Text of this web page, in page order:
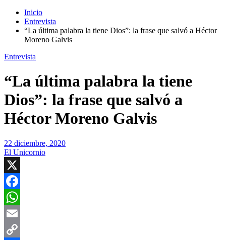
Inicio
Entrevista
“La última palabra la tiene Dios”: la frase que salvó a Héctor
Moreno Galvis
Entrevista
“La última palabra la tiene
Dios”: la frase que salvó a
Héctor Moreno Galvis
22 diciembre, 2020
El Unicornio
X
Facebook
WhatsApp
Email